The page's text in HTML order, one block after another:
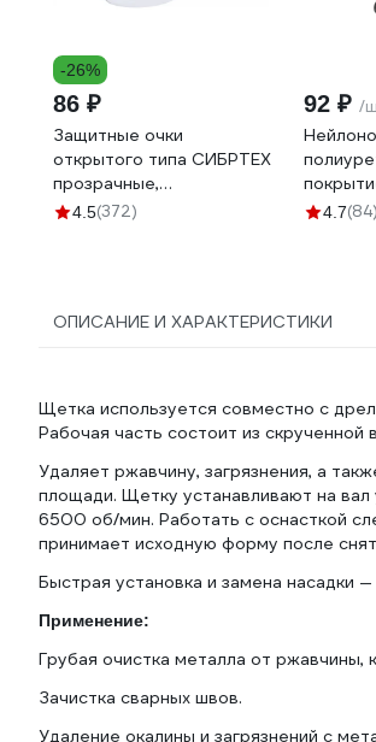
-26%
86 ₽
Защитные очки
открытого типа СИБРТЕХ
прозрачные,
ударопрочный
4.5(372)
92 ₽ /
TAXO
4.7(84)
ОПИСАНИЕ И ХАРАКТЕРИСТИКИ
Щетка используется совместно с
Рабочая часть состоит из
Удаляет ржавчину, загрязнения, а
площади. Щетку устанавливают на
6500 об/мин. Работать с оснасткой
принимает исходную форму после
Быстрая установка и замена насадки
Применение:
Грубая очистка металла от ржавчины,
Зачистка сварных швов.
Удаление окалины и загрязнений с